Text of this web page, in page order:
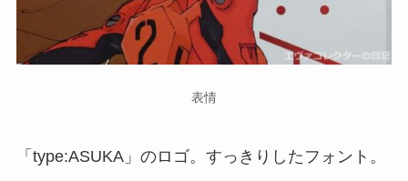
表情
「type:ASUKA」のロゴ。すっきりしたフォント。